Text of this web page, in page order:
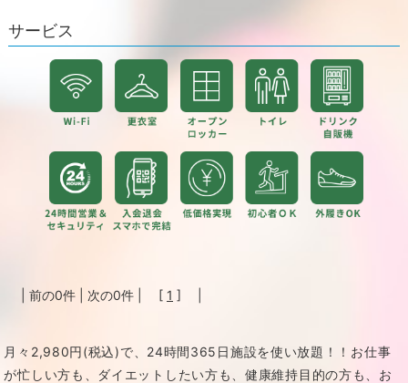
サービス
| 前の0件 | 次の0件 | [ 1 ] |
月々2,980円(税込)で、24時間365日施設を使い放題！！ お仕事
が忙しい方も、ダイエットしたい方も、健康維持目的の方も、お